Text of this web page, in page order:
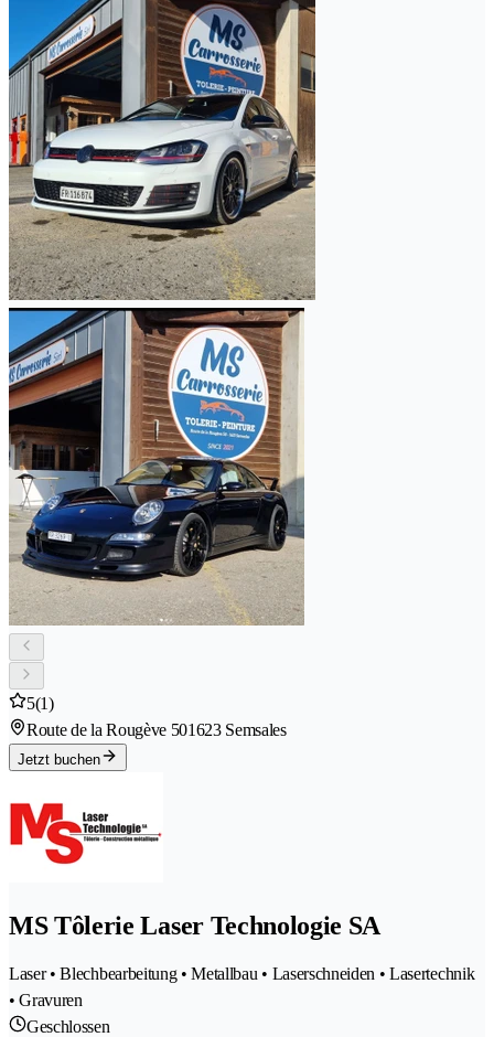
5(1)
Route de la Rougève 501623 Semsales
Jetzt buchen
MS Tôlerie Laser Technologie SA
Laser • Blechbearbeitung • Metallbau • Laserschneiden • Lasertechnik
• Gravuren
Geschlossen